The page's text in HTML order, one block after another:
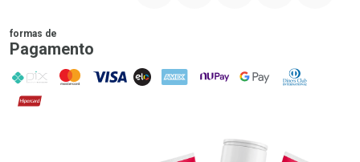
formas de
Pagamento
PIX MasterCard
VISA ELO AMEX NuPay Google PayDiners Club
Hipercard
Promoção em Destaque